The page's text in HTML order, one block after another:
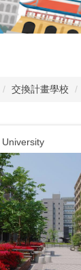
交換計畫學校